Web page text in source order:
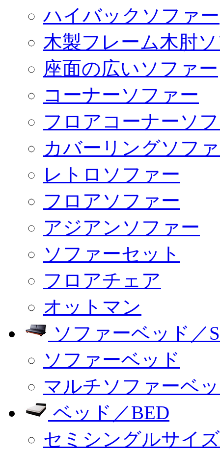
ハイバックソファー
木製フレーム木肘
座面の広いソファー
コーナーソファー
フロアコーナーソ
カバーリングソフ
レトロソファー
フロアソファー
アジアンソファー
ソファーセット
フロアチェア
オットマン
ソファーベッド／
ソファーベッド
マルチソファーベ
ベッド／BED
セミシングルサイ